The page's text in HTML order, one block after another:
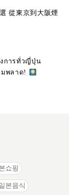
煙
การทั่วญี่ปุ่น
มพลาด!
쇼핑
본음식